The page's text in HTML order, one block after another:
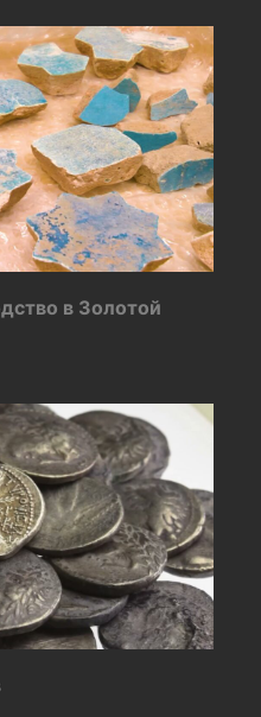
в Золотой